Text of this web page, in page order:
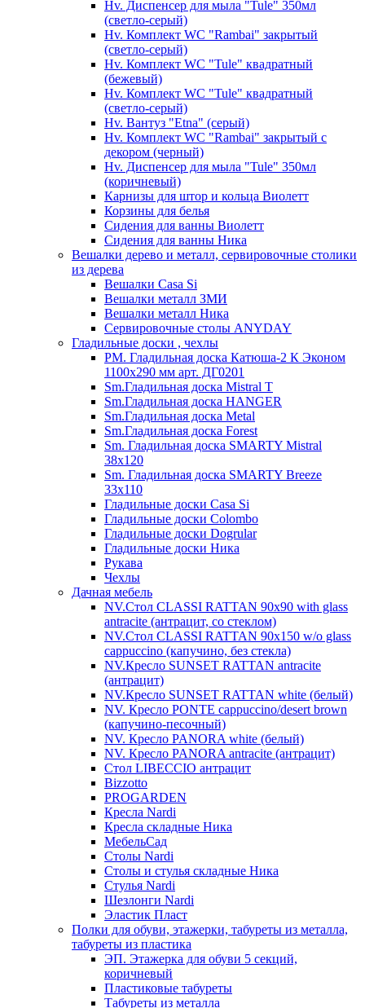
Hv. Диспенсер для мыла "Tule" 350мл
(светло-серый)
Hv. Комплект WC "Rambai" закрытый
(светло-серый)
Hv. Комплект WC "Tule" квадратный
(бежевый)
Hv. Комплект WC "Tule" квадратный
(светло-серый)
Hv. Вантуз "Etna" (серый)
Hv. Комплект WC "Rambai" закрытый с
декором (черный)
Hv. Диспенсер для мыла "Tule" 350мл
(коричневый)
Карнизы для штор и кольца Виолетт
Корзины для белья
Сидения для ванны Виолетт
Сидения для ванны Ника
Вешалки дерево и металл, сервировочные столики
из дерева
Вешалки Casa Si
Вешалки металл ЗМИ
Вешалки металл Ника
Сервировочные столы ANYDAY
Гладильные доски , чехлы
PM. Гладильная доска Катюша-2 К Эконом
1100х290 мм арт. ДГ0201
Sm.Гладильная доска Mistral T
Sm.Гладильная доска HANGER
Sm.Гладильная доска Metal
Sm.Гладильная доска Forest
Sm. Гладильная доска SMARTY Mistral
38x120
Sm. Гладильная доска SMARTY Breeze
33х110
Гладильные доски Casa Si
Гладильные доски Colombo
Гладильные доски Dogrular
Гладильные доски Ника
Рукава
Чехлы
Дачная мебель
NV.Стол CLASSI RATTAN 90х90 with glass
antracite (антрацит, со стеклом)
NV.Стол CLASSI RATTAN 90х150 w/o glass
cappuccino (капучино, без стекла)
NV.Кресло SUNSET RATTAN antracite
(антрацит)
NV.Кресло SUNSET RATTAN white (белый)
NV. Кресло PONTE cappuccino/desert brown
(капучино-песочный)
NV. Кресло PANORA white (белый)
NV. Кресло PANORA antracite (антрацит)
Стол LIBECCIO антрацит
Bizzotto
PROGARDEN
Кресла Nardi
Кресла складные Ника
МебельСад
Столы Nardi
Столы и стулья складные Ника
Стулья Nardi
Шезлонги Nardi
Эластик Пласт
Полки для обуви, этажерки, табуреты из металла,
табуреты из пластика
ЭП. Этажерка для обуви 5 секций,
коричневый
Пластиковые табуреты
Табуреты из металла